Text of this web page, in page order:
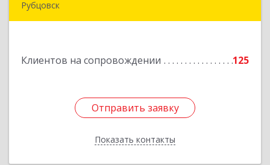
Рубцовск
Клиентов на сопровождении 125
Отправить заявку
Показать контакты
Подробнее
Отправить заявку
Назад